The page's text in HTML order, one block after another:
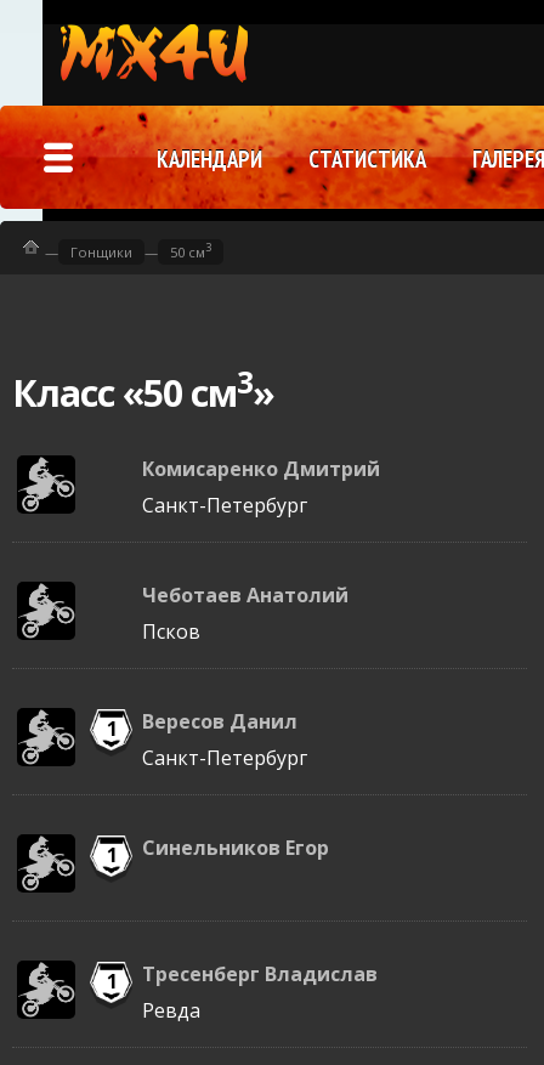
Класс «50 см3»
Комисаренко Дмитрий
Санкт-Петербург
Чеботаев Анатолий
Псков
1
Вересов Данил
Санкт-Петербург
1 Синельников Егор
1
Тресенберг Владислав
Ревда
— Гонщики — 50 см3
КАЛЕНДАРИ СТАТИСТИКА ГАЛЕРЕЯ